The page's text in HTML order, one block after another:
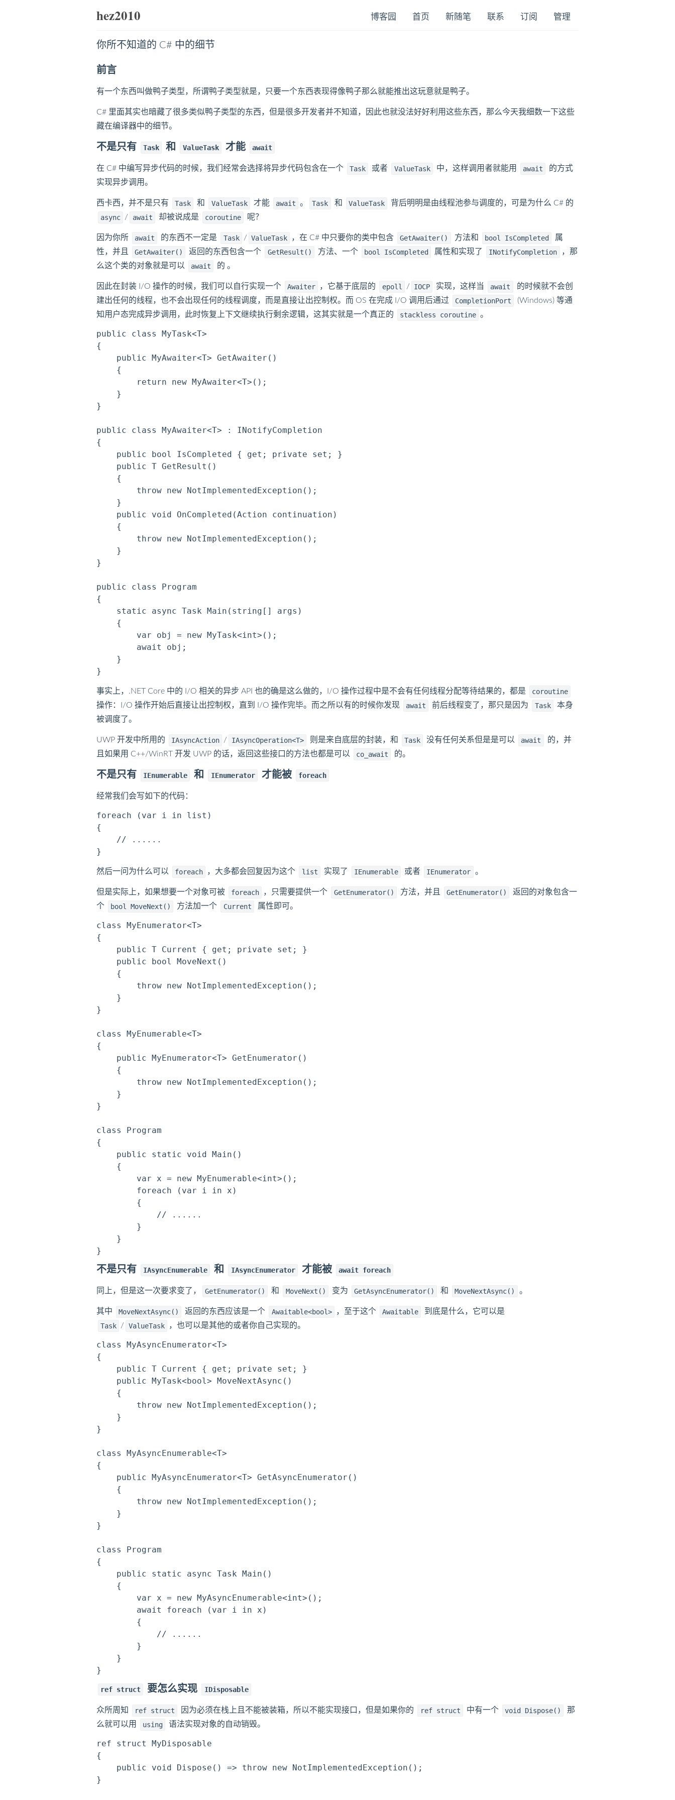
hez2010 博客园 首页 新随笔 联系 订阅 管理
你所不知道的 C# 中的细节
前言
有一个东西叫做鸭子类型，所谓鸭子类型就是，只要一个东西表现得像鸭子那么就能推出这玩意就是鸭子。
C# 里面其实也暗藏了很多类似鸭子类型的东西，但是很多开发者并不知道，因此也就没法好好利用这些东西，那么今天我细数一下这些
藏在编译器中的细节。
不是只有 Task 和 ValueTask 才能 await
在 C# 中编写异步代码的时候，我们经常会选择将异步代码包含在一个 Task 或者 ValueTask 中，这样调用者就能用 await
的方式
实现异步调用。
西卡西，并不是只有 Task 和 ValueTask 才能 await 。 Task 和 ValueTask
背后明明是由线程池参与调度的，可是为什么 C# 的
async / await 却被说成是 coroutine 呢？
因为你所 await 的东西不一定是 Task / ValueTask ，在 C# 中只要你的类中包含 GetAwaiter() 方法和 bool IsCompleted
属
性，并且
GetAwaiter() 返回的东西包含一个 GetResult() 方法、一个 bool IsCompleted 属性和实现了 INotifyCompletion
，那
么这个类的对象就是可以
await 的 。
因此在封装 I/O 操作的时候，我们可以自行实现一个 Awaiter ，它基于底层的 epoll / IOCP 实现，这样当 await
的时候就不会创
建出任何的线程，也不会出现任何的线程调度，而是直接让出控制权。而 OS 在完成 I/O 调用后通过
CompletionPort
(Windows) 等通
知用户态完成异步调用，此时恢复上下文继续执行剩余逻辑，这其实就是一个真正的
stackless coroutine 。
public class MyTask<T>
{
    public MyAwaiter<T> GetAwaiter()
    {
        return new MyAwaiter<T>();
    }
}
public class MyAwaiter<T> : INotifyCompletion
{
    public bool IsCompleted { get; private set; }
    public T GetResult()
    {
        throw new NotImplementedException();
    }
    public void OnCompleted(Action continuation)
    {
        throw new NotImplementedException();
    }
}
public class Program
{
    static async Task Main(string[] args)
    {
        var obj = new MyTask<int>();
        await obj;
    }
事实上，.NET Core 中的 I/O 相关的异步 API 也的确是这么做的，I/O 操作过程中是不会有任何线程分配等待结果的，都是
coroutine
操作：I/O 操作开始后直接让出控制权，直到 I/O 操作完毕。而之所以有的时候你发现
await 前后线程变了，那只是因为 Task
本身
被调度了。
UWP 开发中所用的 IAsyncAction / IAsyncOperation<T> 则是来自底层的封装，和 Task 没有任何关系但是是可以 await
的，并
且如果用 C++/WinRT 开发 UWP 的话，返回这些接口的方法也都是可以
co_await 的。
不是只有 IEnumerable 和 IEnumerator 才能被 foreach
经常我们会写如下的代码：
foreach (var i in list)
{
    // ......
然后一问为什么可以 foreach ，大多都会回复因为这个 list 实现了 IEnumerable 或者 IEnumerator 。
但是实际上，如果想要一个对象可被 foreach ，只需要提供一个 GetEnumerator() 方法，并且 GetEnumerator()
返回的对象包含一
个
bool MoveNext() 方法加一个 Current 属性即可。
class MyEnumerator<T>
{
    public T Current { get; private set; }
    public bool MoveNext()
    {
        throw new NotImplementedException();
    }
}
class MyEnumerable<T>
{
    public MyEnumerator<T> GetEnumerator()
    {
        throw new NotImplementedException();
    }
}
class Program
{
    public static void Main()
    {
        var x = new MyEnumerable<int>();
        foreach (var i in x)
        {
            // ......
        }
    }
不是只有 IAsyncEnumerable 和 IAsyncEnumerator 才能被 await foreach
同上，但是这一次要求变了， GetEnumerator() 和 MoveNext() 变为 GetAsyncEnumerator() 和 MoveNextAsync() 。
其中 MoveNextAsync() 返回的东西应该是一个 Awaitable<bool> ，至于这个 Awaitable
到底是什么，它可以是
Task / ValueTask ，也可以是其他的或者你自己实现的。
class MyAsyncEnumerator<T>
{
    public T Current { get; private set; }
    public MyTask<bool> MoveNextAsync()
    {
        throw new NotImplementedException();
    }
}
class MyAsyncEnumerable<T>
{
    public MyAsyncEnumerator<T> GetAsyncEnumerator()
    {
        throw new NotImplementedException();
    }
}
class Program
{
    public static async Task Main()
    {
        var x = new MyAsyncEnumerable<int>();
        await foreach (var i in x)
        {
            // ......
        }
    }
ref struct 要怎么实现 IDisposable
众所周知 ref struct 因为必须在栈上且不能被装箱，所以不能实现接口，但是如果你的 ref struct 中有一个 void Dispose()
那
么就可以用
using 语法实现对象的自动销毁。
ref struct MyDisposable
{
    public void Dispose() => throw new NotImplementedException();
}